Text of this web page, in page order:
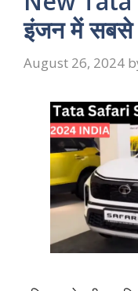
इंजन में सबसे
August 26, 2024